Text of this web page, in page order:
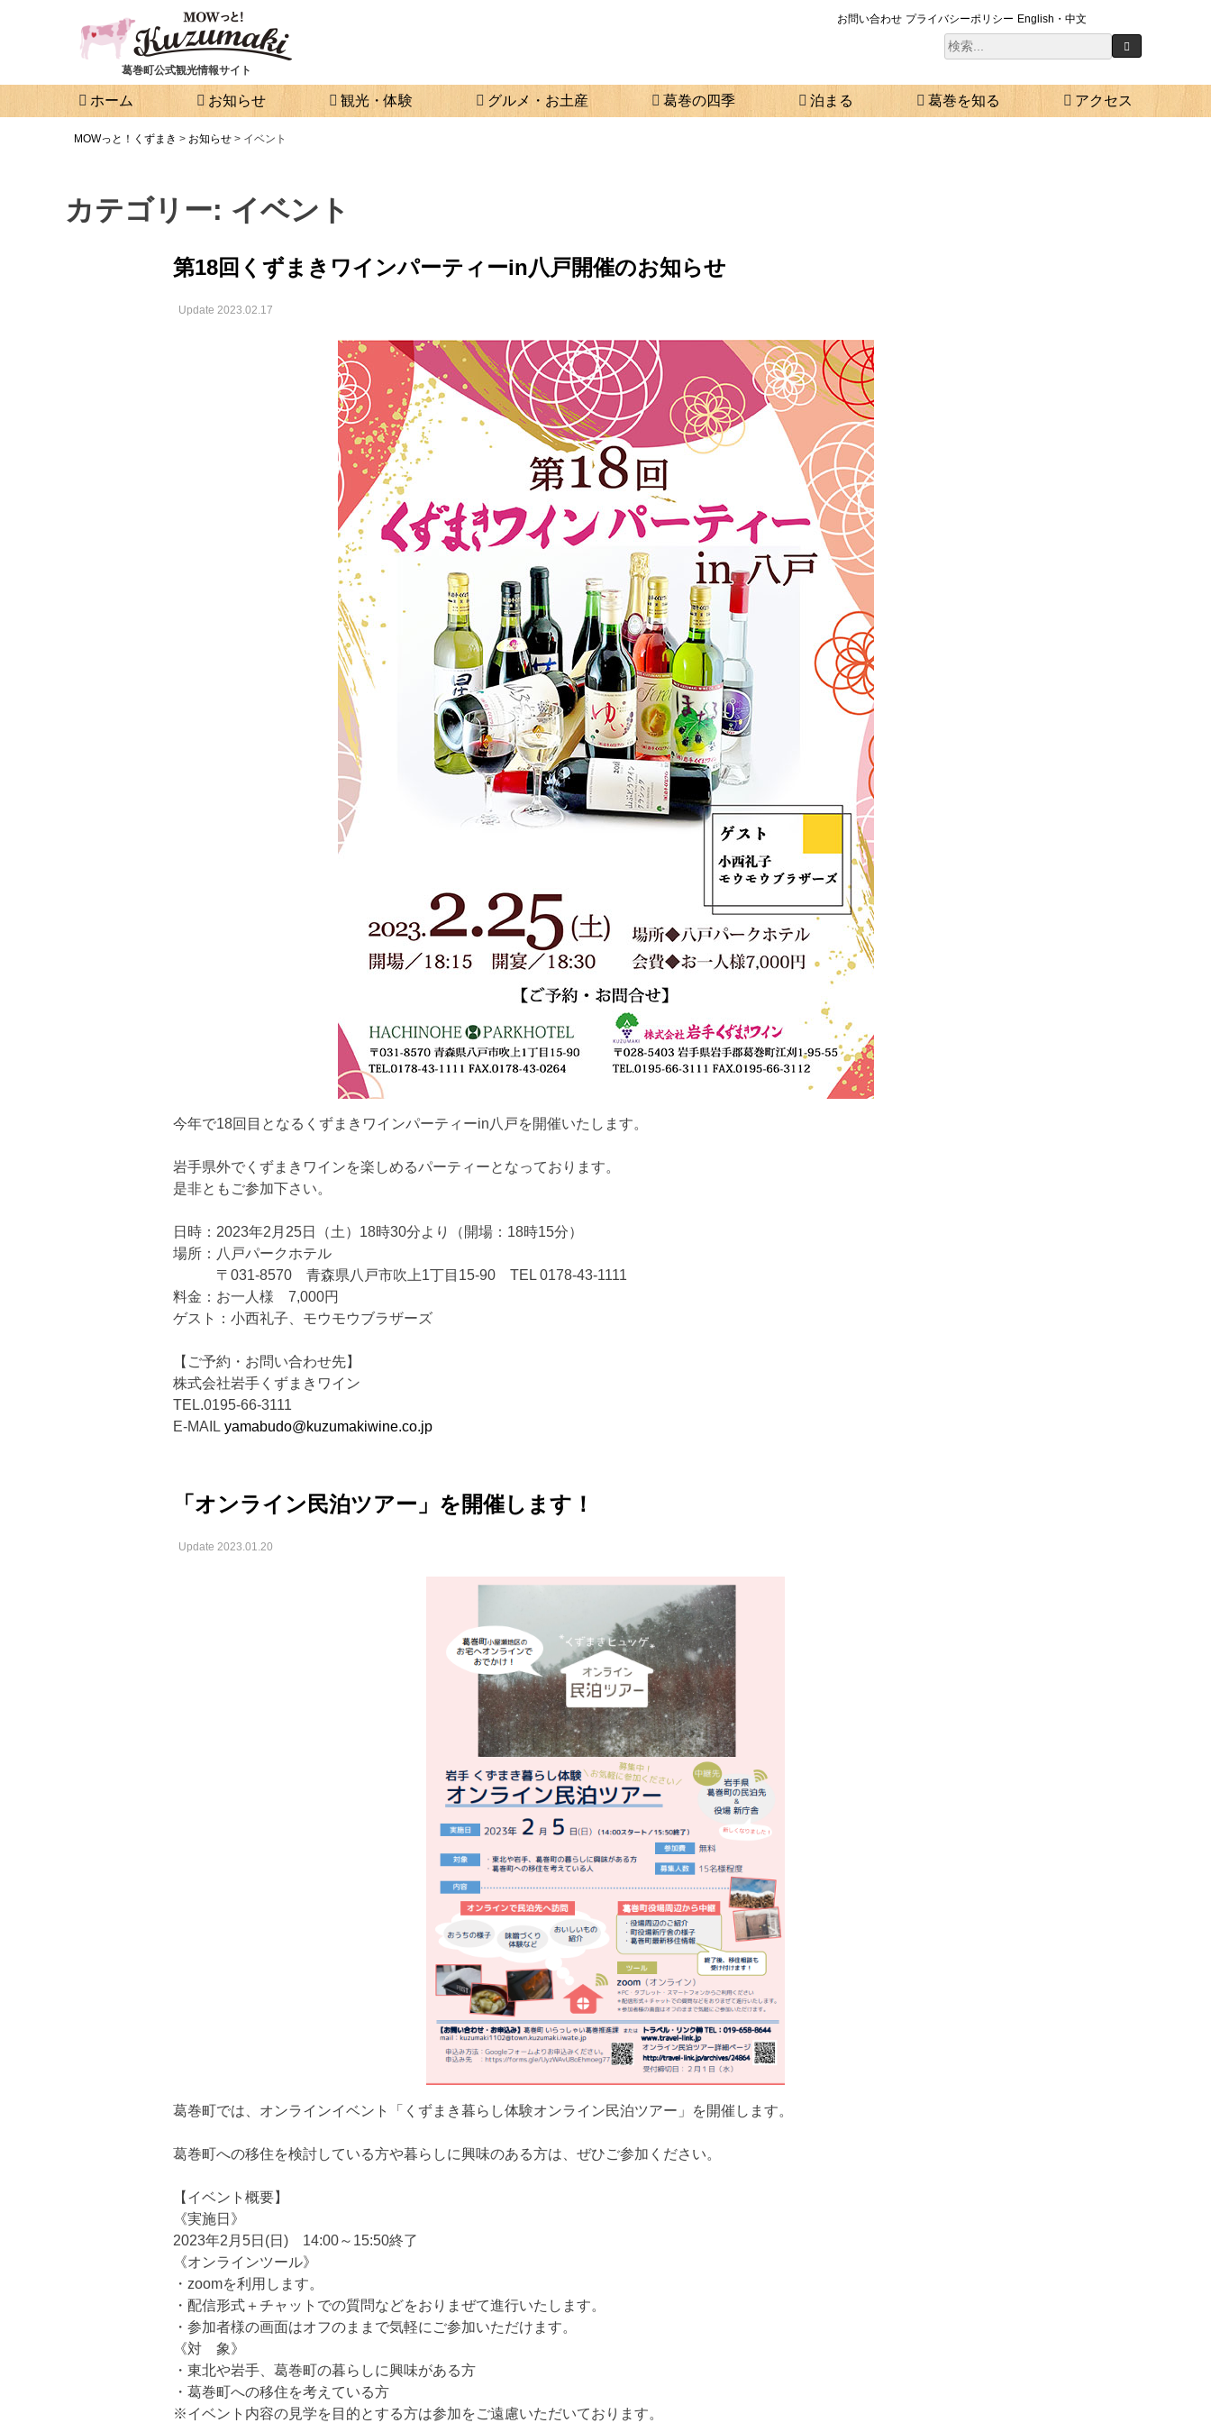
葛巻町公式観光情報サイト
お問い合わせ プライバシーポリシー English・中文
ホーム お知らせ 観光・体験 グルメ・お土産 葛巻の四季 泊まる 葛巻を知る アクセス
MOWっと！くずまき > お知らせ > イベント
カテゴリー: イベント
第18回くずまきワインパーティーin八戸開催のお知らせ
Update 2023.02.17
今年で18回目となるくずまきワインパーティーin八戸を開催いたします。
岩手県外でくずまきワインを楽しめるパーティーとなっております。
是非ともご参加下さい。
日時：2023年2月25日（土）18時30分より（開場：18時15分）
場所：八戸パークホテル
〒031-8570 青森県八戸市吹上1丁目15-90 TEL 0178-43-1111
料金：お一人様 7,000円
ゲスト：小西礼子、モウモウブラザーズ
【ご予約・お問い合わせ先】
株式会社岩手くずまきワイン
TEL.0195-66-3111
E-MAIL yamabudo@kuzumakiwine.co.jp
「オンライン民泊ツアー」を開催します！
Update 2023.01.20
葛巻町では、オンラインイベント「くずまき暮らし体験オンライン民泊ツアー」を開催します。
葛巻町への移住を検討している方や暮らしに興味のある方は、ぜひご参加ください。
【イベント概要】
《実施日》
2023年2月5日(日) 14:00～15:50終了
《オンラインツール》
・zoomを利用します。
・配信形式＋チャットでの質問などをおりまぜて進行いたします。
・参加者様の画面はオフのままで気軽にご参加いただけます。
《対 象》
・東北や岩手、葛巻町の暮らしに興味がある方
・葛巻町への移住を考えている方
※イベント内容の見学を目的とする方は参加をご遠慮いただいております。